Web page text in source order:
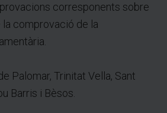
corresponents sobre
comprovació de la
Palomar, Trinitat Vella, Sant
Barris i Bèsos.